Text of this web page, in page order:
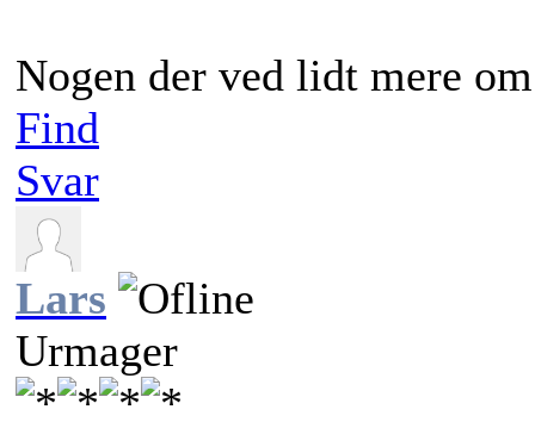
Nogen der ved lidt mere
Find
Svar
Lars
Urmager